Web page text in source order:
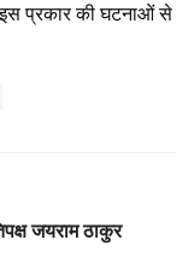
प्रकार की घटनाओं से
जयराम ठाकुर